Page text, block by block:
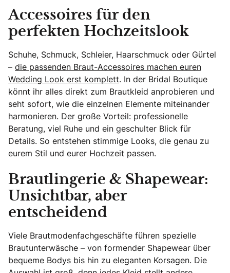
Accessoires für den
perfekten Hochzeitslook
Schuhe, Schmuck, Schleier, Haarschmuck oder Gürtel
– die passenden Braut-Accessoires machen euren
Wedding Look erst komplett. In der Bridal Boutique
könnt ihr alles direkt zum Brautkleid anprobieren und
seht sofort, wie die einzelnen Elemente miteinander
harmonieren. Der große Vorteil: professionelle
Beratung, viel Ruhe und ein geschulter Blick für
Details. So entstehen stimmige Looks, die genau zu
eurem Stil und eurer Hochzeit passen.
Brautlingerie & Shapewear:
Unsichtbar, aber
entscheidend
Viele Brautmodenfachgeschäfte führen spezielle
Brautunterwäsche – von formender Shapewear über
bequeme Bodys bis hin zu eleganten Korsagen. Die